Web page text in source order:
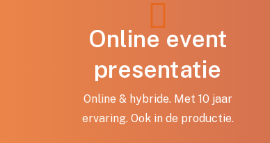
Online event
presentatie
Online & hybride. Met 10 jaar
ervaring. Ook in de productie.